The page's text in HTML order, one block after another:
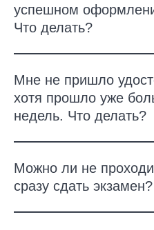
успешном
Что делать?
Мне не пришло
хотя прошло уже
недель. Что делать?
Можно ли не
сразу сдать экзамен?